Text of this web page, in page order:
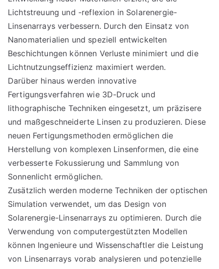
Lichtstreuung und -reflexion in Solarenergie-
Linsenarrays verbessern. Durch den Einsatz von
Nanomaterialien und speziell entwickelten
Beschichtungen können Verluste minimiert und die
Lichtnutzungseffizienz maximiert werden.
Darüber hinaus werden innovative
Fertigungsverfahren wie 3D-Druck und
lithographische Techniken eingesetzt, um präzisere
und maßgeschneiderte Linsen zu produzieren. Diese
neuen Fertigungsmethoden ermöglichen die
Herstellung von komplexen Linsenformen, die eine
verbesserte Fokussierung und Sammlung von
Sonnenlicht ermöglichen.
Zusätzlich werden moderne Techniken der optischen
Simulation verwendet, um das Design von
Solarenergie-Linsenarrays zu optimieren. Durch die
Verwendung von computergestützten Modellen
können Ingenieure und Wissenschaftler die Leistung
von Linsenarrays vorab analysieren und potenzielle